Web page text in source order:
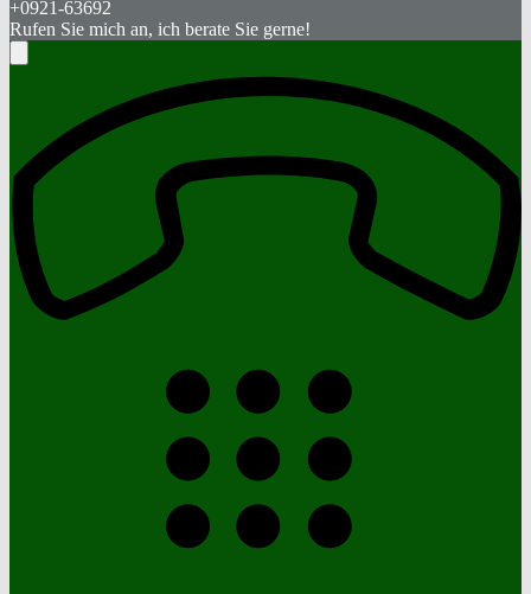
+0921-63692
Rufen Sie mich an, ich berate Sie gerne!